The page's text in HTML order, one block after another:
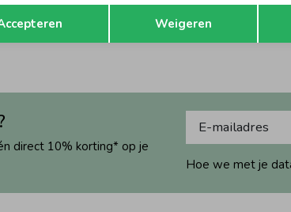
32,47
direct 10% korting* op je
Hoe we met je
Terug
Weigeren